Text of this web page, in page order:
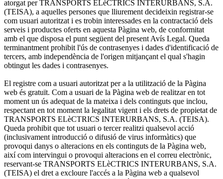
atorgat per TRANSPORTS ELèCTRICS INTERURBANS, S.A.
(TEISA), a aquelles persones que lliurement decideixin registrar-se
com usuari autoritzat i es trobin interessades en la contractació dels
serveis i productes oferts en aquesta Pàgina web, de conformitat
amb el que disposa el punt següent del present Avís Legal. Queda
terminantment prohibit l'ús de contrasenyes i dades d'identificació de
tercers, amb independència de l'origen mitjançant el qual s'hagin
obtingut les dades i contrasenyes.
El registre com a usuari autoritzat per a la utilització de la Pàgina
web és gratuït. Com a usuari de la Pàgina web de realitzar en tot
moment un ús adequat de la mateixa i dels continguts que inclou,
respectant en tot moment la legalitat vigent i els drets de propietat de
TRANSPORTS ELèCTRICS INTERURBANS, S.A. (TEISA).
Queda prohibit que tot usuari o tercer realitzi qualsevol acció
(inclusivament introducció o difusió de virus informàtics) que
provoqui danys o alteracions en els continguts de la Pàgina web,
així com intervingui o provoqui alteracions en el correu electrònic,
reservant-se TRANSPORTS ELèCTRICS INTERURBANS, S.A.
(TEISA) el dret a excloure l'accés a la Pàgina web a qualsevol